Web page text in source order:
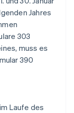
Jahres
303
muss es
390
Laufe des